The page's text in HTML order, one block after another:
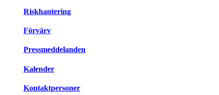
Riskhantering
Förvärv
Pressmeddelanden
Kalender
Kontaktpersoner